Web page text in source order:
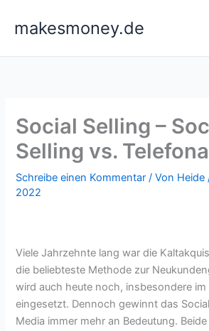
Inhaltmakesmoney.de
Social Selling –
Selling vs.
Schreibe einen Kommentar / Von Heide
2022
Viele Jahrzehnte lang war die
die beliebteste Methode zur
wird auch heute noch, insbesondere im
eingesetzt. Dennoch gewinnt das
Media immer mehr an Bedeutung.